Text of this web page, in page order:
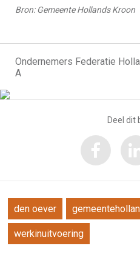
Bron: Gemeente Hollands Kroon
Ondernemers Federatie
A
Deel dit
den oever
werkinuitvoering